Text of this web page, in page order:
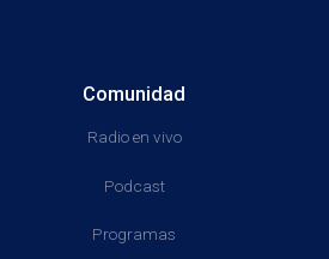
Comunidad
Radio en vivo
Podcast
Programas